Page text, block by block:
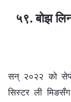
५९. बोझ
सन् २०२२ को
सिस्टर ली